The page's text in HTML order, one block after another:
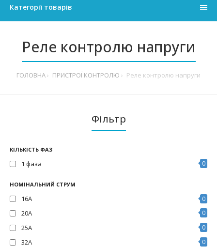
Категорії товарів
Реле контролю напруги
ГОЛОВНА ПРИСТРОЇ КОНТРОЛЮ Реле контролю напруги
Фільтр
КІЛЬКІСТЬ ФАЗ
1 фаза 0
НОМІНАЛЬНИЙ СТРУМ
16А 0
20А 0
25А 0
32А 0